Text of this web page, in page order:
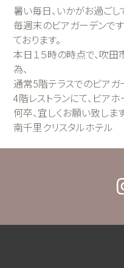
暑い毎日、いかがお過ごし
毎週末のビアガーデンで
ております。
本日１５時の時点で、吹
為、
通常5階テラスでのビアガ
4階レストランにて、ビア
何卒、宜しくお願い致します
南千里クリスタルホテル